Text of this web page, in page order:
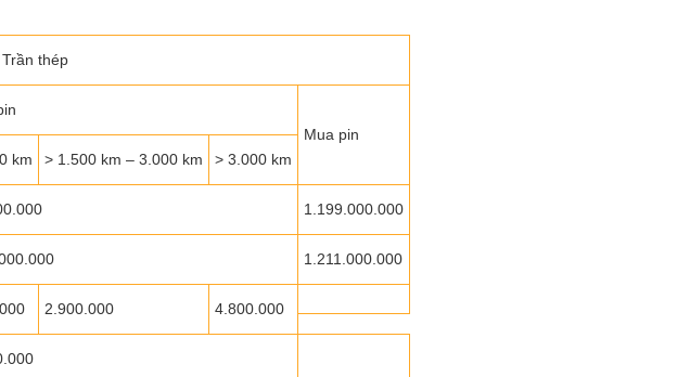
thép
Mua pin
km
> 1.500 km – 3.000 km > 3.000 km
1.199.000.000
1.211.000.000
2.900.000 4.800.000